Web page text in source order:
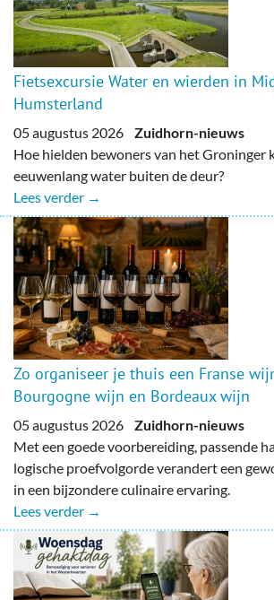
Fietsexcursie Water en wierden in
Humsterland
05 augustus 2026 Zuidhorn-nieuws
Hoe hielden bewoners van het Groninger
eeuwenlang water buiten de deur?
Lees verder →
Zo organiseer je thuis een Franse
Bourgogne wijn en Bordeaux wijn
05 augustus 2026 Zuidhorn-nieuws
Met een goede voorbereiding, passende
logische proefvolgorde verandert een
in een bijzondere culinaire ervaring.
Lees verder →